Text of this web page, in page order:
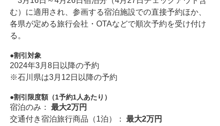
む）に適用され、参画する宿泊施設での直接予約ほか、
各県が定める旅行会社・OTAなどで順次予約を受け付け
る。
割引対象
2024年3月8日以降の予約
※石川県は3月12日以降の予約
割引限度額（1予約1人あたり）
宿泊のみ：
最大2万円
交通付き宿泊旅行商品（1泊）：
最大2万円